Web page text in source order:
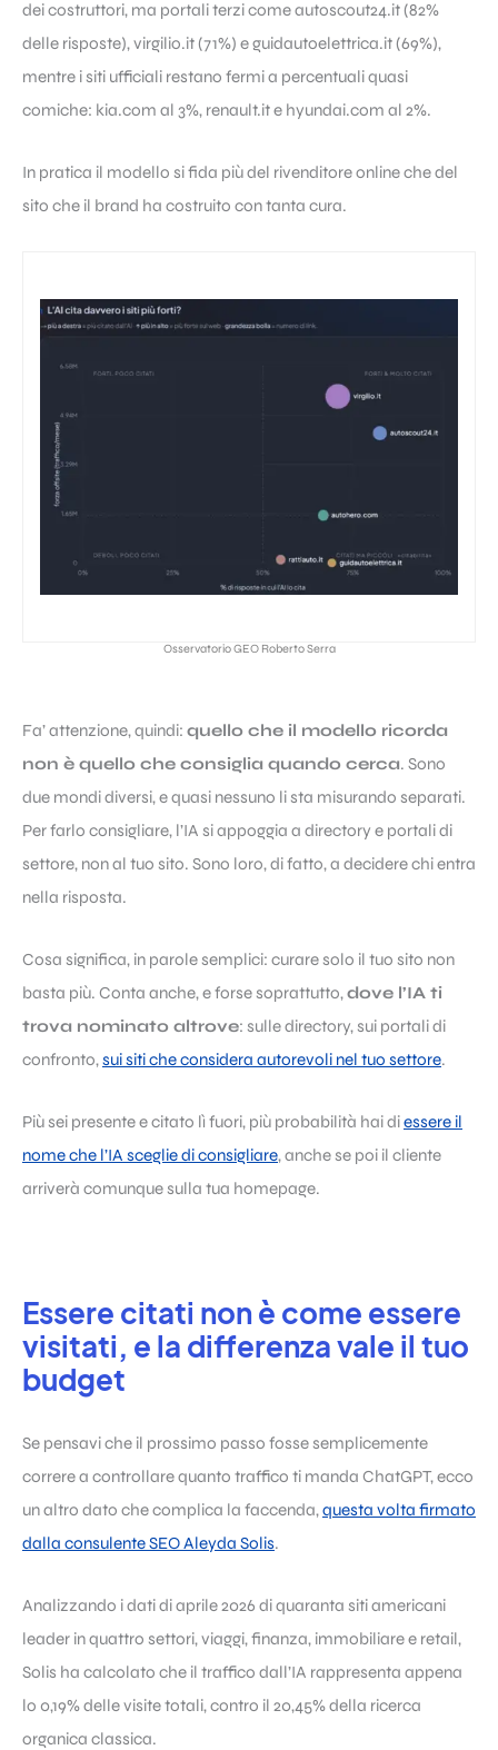
dei costruttori, ma portali terzi come autoscout24.it (82%
delle risposte), virgilio.it (71%) e guidautoelettrica.it (69%),
mentre i siti ufficiali restano fermi a percentuali quasi
comiche: kia.com al 3%, renault.it e hyundai.com al 2%.
In pratica il modello si fida più del rivenditore online che del
sito che il brand ha costruito con tanta cura.
Osservatorio GEO Roberto Serra
Fa’ attenzione, quindi: quello che il modello ricorda
non è quello che consiglia quando cerca. Sono
due mondi diversi, e quasi nessuno li sta misurando separati.
Per farlo consigliare, l’IA si appoggia a directory e portali di
settore, non al tuo sito. Sono loro, di fatto, a decidere chi entra
nella risposta.
Cosa significa, in parole semplici: curare solo il tuo sito non
basta più. Conta anche, e forse soprattutto, dove l’IA ti
trova nominato altrove: sulle directory, sui portali di
confronto, sui siti che considera autorevoli nel tuo settore.
Più sei presente e citato lì fuori, più probabilità hai diessere il
nome che l’IA sceglie di consigliare, anche se poi il cliente
arriverà comunque sulla tua homepage.
Essere citati non è come essere
visitati, e la differenza vale il tuo
budget
Se pensavi che il prossimo passo fosse semplicemente
correre a controllare quanto traffico ti manda ChatGPT, ecco
un altro dato che complica la faccenda,questa volta firmato
dalla consulente SEO Aleyda Solis.
Analizzando i dati di aprile 2026 di quaranta siti americani
leader in quattro settori, viaggi, finanza, immobiliare e retail,
Solis ha calcolato che il traffico dall’IA rappresenta appena
lo 0,19% delle visite totali, contro il 20,45% della ricerca
organica classica.